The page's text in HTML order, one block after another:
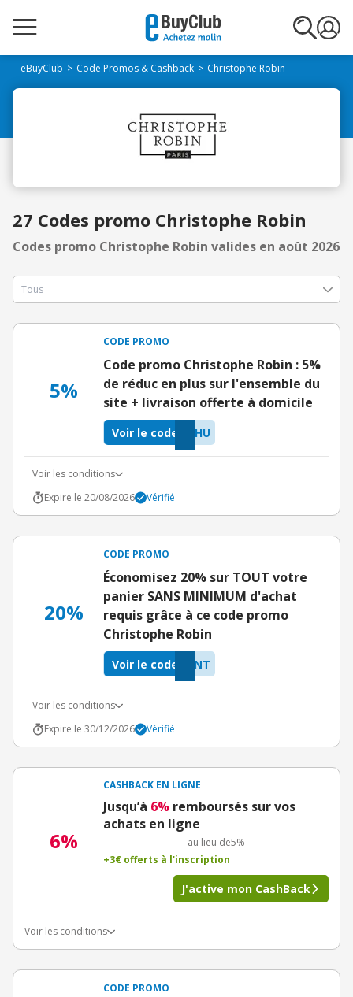
eBuyClub Code Promos & Cashback Christophe Robin
27 Codes promo Christophe Robin
Codes promo Christophe Robin valides en août 2026
5%
CODE PROMO
Code promo Christophe Robin : 5%
de réduc en plus sur l'ensemble du
site + livraison offerte à domicile
IHU
Voir le code
Voir les conditions
Expire le 20/08/2026
Vérifié
20%
CODE PROMO
Économisez 20% sur TOUT votre
panier SANS MINIMUM d'achat
requis grâce à ce code promo
Christophe Robin
RNT
Voir le code
Voir les conditions
Expire le 30/12/2026
Vérifié
6%
CASHBACK EN LIGNE
Jusqu’à 6% remboursés sur vos
achats en ligne
au lieu de5%
+3€ offerts à l'inscription
J'active mon CashBack
Voir les conditions
CODE PROMO